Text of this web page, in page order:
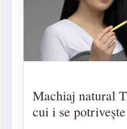
Machiaj natural
cui i se potrivește